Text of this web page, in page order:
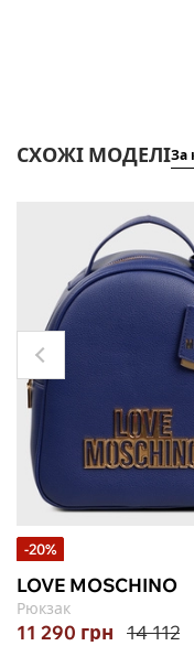
СХОЖІ МОДЕЛІЗа
-20%
LOVE MOSCHINO
Рюкзак
11 290 грн 14 112